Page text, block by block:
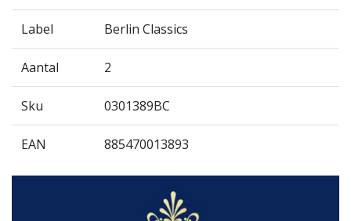
Label Berlin Classics
Aantal 2
Sku 0301389BC
EAN 885470013893